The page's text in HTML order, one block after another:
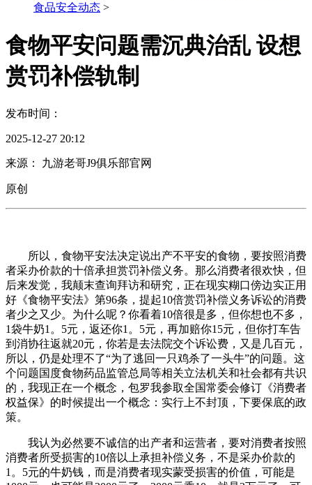
食品安全动态 >
食物平安问题需沉典治乱 设想
赏罚补偿轨制
发布时间：
2025-12-27 20:12
来源： 九游老哥J9俱乐部官网
原创
所以，食物平安法决定说出产不平安的食物，要按照消费
者采办价款的十倍承担赏罚补偿义务。那么消费者很欢快，但
后来发觉，我颠末查询拜访和研究，正在现实糊口傍边实正用
好《食物平安法》第96条，提起10倍赏罚补偿义务诉讼的消费
者少之又少。为什么呢？你看着10倍很是多，但你想也不多，
1袋牛奶1。5元，返还你1。5元，再加赔你15元，但你打车告
到消协往返就20元，你若是去法院交个诉讼费，又是几百元，
所以，仍是处理不了“为了逃回一只鸡杀了一头牛”的问题。这
个问题国度食物药品监管总局等相关立法机关和社会都有共识
的，我现正在一个概念，包罗我参取全国常委会修订《消费者
权益保》的时候提出一个概念：实行上不封顶，下要保底的政
策。
我认为必然要不诚信的出产者和运营者，要对消费者按照
消费者所受损害的10倍以上承担补偿义务，不是采办价款的
1。5元的牛奶钱，而是消费者现实蒙受损害的价值，可能是